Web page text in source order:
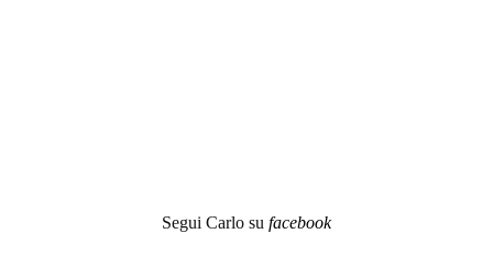
Segui Carlo su facebook